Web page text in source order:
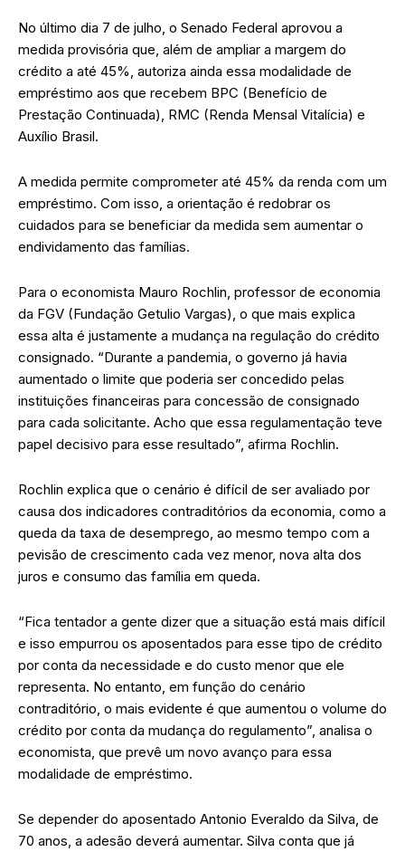
No último dia 7 de julho, o Senado Federal aprovou a
medida provisória que, além de ampliar a margem do
crédito a até 45%, autoriza ainda essa modalidade de
empréstimo aos que recebem BPC (Benefício de
Prestação Continuada), RMC (Renda Mensal Vitalícia) e
Auxílio Brasil.
A medida permite comprometer até 45% da renda com um
empréstimo. Com isso, a orientação é redobrar os
cuidados para se beneficiar da medida sem aumentar o
endividamento das famílias.
Para o economista Mauro Rochlin, professor de economia
da FGV (Fundação Getulio Vargas), o que mais explica
essa alta é justamente a mudança na regulação do crédito
consignado. “Durante a pandemia, o governo já havia
aumentado o limite que poderia ser concedido pelas
instituições financeiras para concessão de consignado
para cada solicitante. Acho que essa regulamentação teve
papel decisivo para esse resultado”, afirma Rochlin.
Rochlin explica que o cenário é difícil de ser avaliado por
causa dos indicadores contraditórios da economia, como a
queda da taxa de desemprego, ao mesmo tempo com a
pevisão de crescimento cada vez menor, nova alta dos
juros e consumo das família em queda.
“Fica tentador a gente dizer que a situação está mais difícil
e isso empurrou os aposentados para esse tipo de crédito
por conta da necessidade e do custo menor que ele
representa. No entanto, em função do cenário
contraditório, o mais evidente é que aumentou o volume do
crédito por conta da mudança do regulamento”, analisa o
economista, que prevê um novo avanço para essa
modalidade de empréstimo.
Se depender do aposentado Antonio Everaldo da Silva, de
70 anos, a adesão deverá aumentar. Silva conta que já